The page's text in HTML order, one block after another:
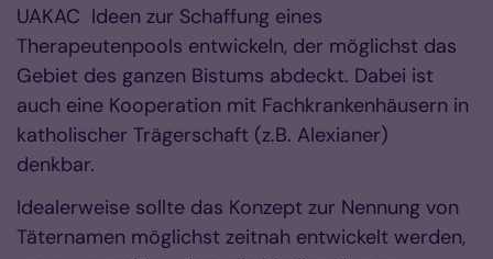
UAKAC Ideen zur Schaffung eines
Therapeutenpools entwickeln, der möglichst das
Gebiet des ganzen Bistums abdeckt. Dabei ist
auch eine Kooperation mit Fachkrankenhäusern in
katholischer Trägerschaft (z.B. Alexianer)
denkbar.
Idealerweise sollte das Konzept zur Nennung von
Täternamen möglichst zeitnah entwickelt werden,